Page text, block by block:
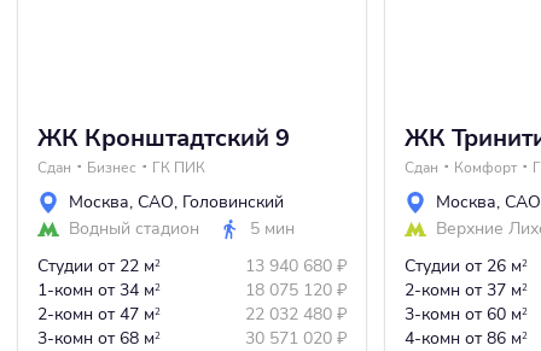
ЖК Кронштадтский 9
Сдан Бизнес ГК ПИК
Москва, САО, Головинский
Водный стадион
5 мин
Студии от 22 м2 13 940 680 ₽
1-комн от 34 м2 18 075 120 ₽
2-комн от 47 м2 22 032 480 ₽
3-комн от 68 м2 30 571 020 ₽
ЖК
Сдан Комфорт
Москва, САО
Верхние
Студии от 26 м2
2-комн от 37 м2
3-комн от 60 м2
4-комн от 86 м2